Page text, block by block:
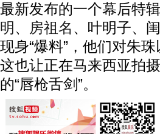
最新发布的一个幕后特
明 、 房祖名 、叶明子、
现身“爆料”，他们对朱
这也让正在马来西亚拍
的“唇枪舌剑”。